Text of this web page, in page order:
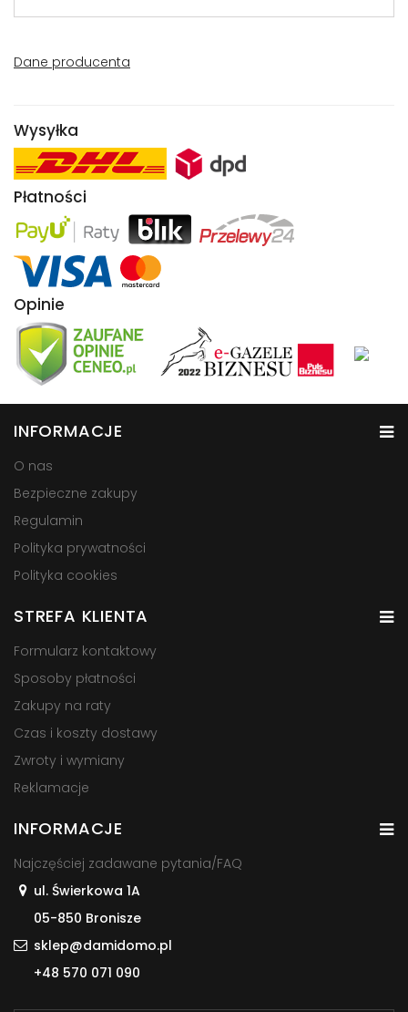
Dane producenta
Wysyłka
Płatności
Opinie
INFORMACJE
O nas
Bezpieczne zakupy
Regulamin
Polityka prywatności
Polityka cookies
STREFA KLIENTA
Formularz kontaktowy
Sposoby płatności
Zakupy na raty
Czas i koszty dostawy
Zwroty i wymiany
Reklamacje
INFORMACJE
Najczęściej zadawane pytania/FAQ
ul. Świerkowa 1A
05-850 Bronisze
sklep@damidomo.pl
+48 570 071 090